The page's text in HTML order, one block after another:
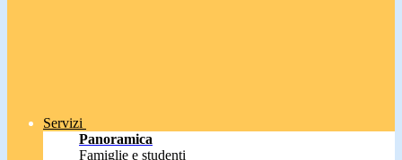
Servizi
Panoramica
Famiglie e studenti